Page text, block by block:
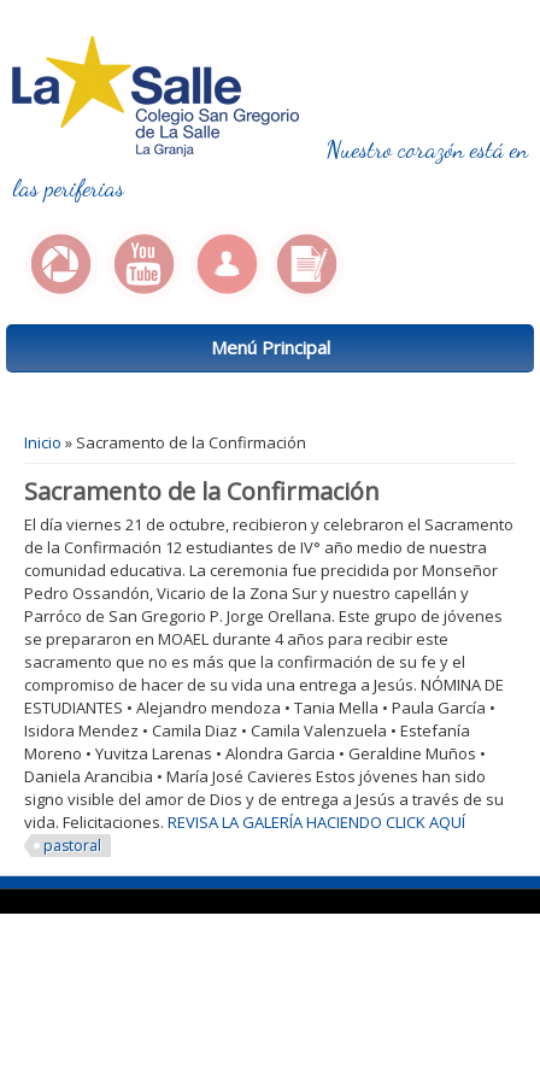
Nuestro corazón está en
las periferias
Menú Principal
Inicio » Sacramento de la Confirmación
Sacramento de la Confirmación
El día viernes 21 de octubre, recibieron y celebraron el Sacramento
de la Confirmación 12 estudiantes de IV° año medio de nuestra
comunidad educativa. La ceremonia fue precidida por Monseñor
Pedro Ossandón, Vicario de la Zona Sur y nuestro capellán y
Parróco de San Gregorio P. Jorge Orellana. Este grupo de jóvenes
se prepararon en MOAEL durante 4 años para recibir este
sacramento que no es más que la confirmación de su fe y el
compromiso de hacer de su vida una entrega a Jesús. NÓMINA DE
ESTUDIANTES • Alejandro mendoza • Tania Mella • Paula García •
Isidora Mendez • Camila Diaz • Camila Valenzuela • Estefanía
Moreno • Yuvitza Larenas • Alondra Garcia • Geraldine Muños •
Daniela Arancibia • María José Cavieres Estos jóvenes han sido
signo visible del amor de Dios y de entrega a Jesús a través de su
vida. Felicitaciones. REVISA LA GALERÍA HACIENDO CLICK AQUÍ
pastoral